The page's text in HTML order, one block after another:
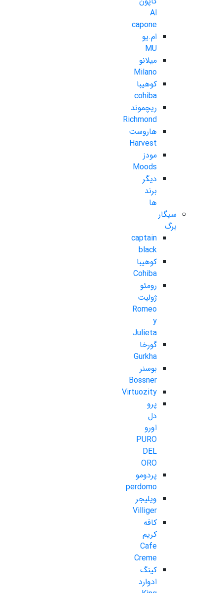
Al
capone
ام.یو
MU
میلانو
Milano
کوهیبا
cohiba
ریچموند
Richmond
هاروست
Harvest
مودز
Moods
دیگر
برند
ها
سیگار
برگ
captain
black
کوهیبا
Cohiba
رومئو
ژولیت
Romeo
y
Julieta
گورخا
Gurkha
بوسنر
Bossner
Virtuozity
پرو
دل
اورو
PURO
DEL
ORO
پردومو
perdomo
ویلیجر
Villiger
کافه
کریم
Cafe
Creme
کینگ
ادوارد